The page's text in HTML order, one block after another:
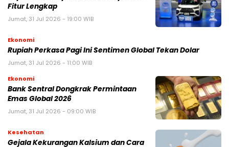
Fitur Lengkap
Jumat, 31 Jul 2026 - 19:00 WIB
Ekonomi
Rupiah Perkasa Pagi Ini Sentimen Global Tekan Dolar
Jumat, 31 Jul 2026 - 11:00 WIB
Ekonomi
Bank Sentral Dongkrak Permintaan
Emas Global 2026
Jumat, 31 Jul 2026 - 09:00 WIB
Kesehatan
Gejala Kekurangan Kalsium dan Cara